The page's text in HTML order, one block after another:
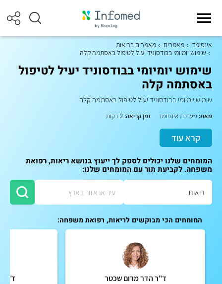
אינפומד מאמרים
מאמרים בריאות
שימוש יומיומי בבודסוניד יעיל לטיפול באסתמה קלה
שימוש יומיומי בבודסוניד יעיל לטיפול
באסתמה קלה
שימוש יומיומי בבודסוניד יעיל לטיפול באסתמה קלה
מאת: מערכת אינפומד זמן קריאה:
קרא עוד
המומחים שלנו יכולים לספק לך ייעוץ בנושא ריאות, רפואת
משפחה. לקביעת תור עם המומחים שלנו:
המומחים הכי מבוקשים לריאות, רפואת משפחה:
ד"ר הדר מרום שכטר ד"ר